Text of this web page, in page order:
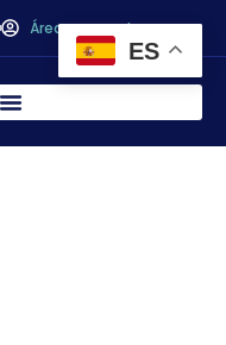
Área personal
ES